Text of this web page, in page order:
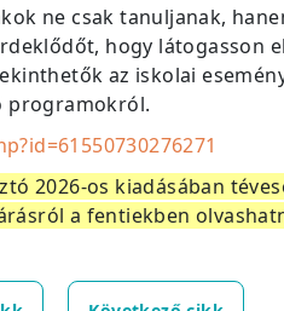
ne csak tanuljanak,
hogy látogasson
az iskolai
programokról.
2026-os kiadásában
a fentiekben